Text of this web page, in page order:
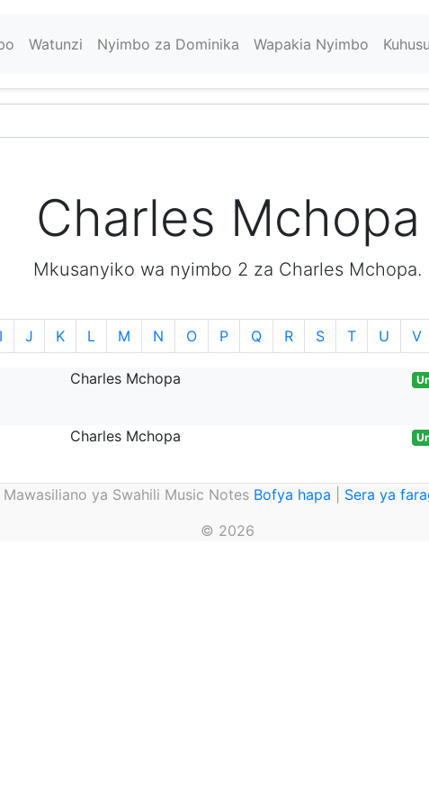
Watunzi Nyimbo za Dominika Wapakia Nyimbo
Charles Mchopa
Mkusanyiko wa nyimbo 2 za Charles Mchopa.
I J K L M N O P Q R S T U V
Charles Mchopa
Charles Mchopa
Mawasiliano ya Swahili Music Notes Bofya hapa
Sera ya
© 2026